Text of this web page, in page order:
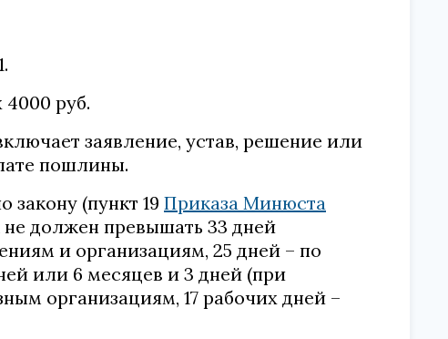
руб.
заявление, устав, решение или
пошлины.
(пункт 19 Приказа Минюста
должен превышать 33 дней
и организациям, 25 дней – по
или 6 месяцев и 3 дней (при
организациям, 17 рабочих дней –